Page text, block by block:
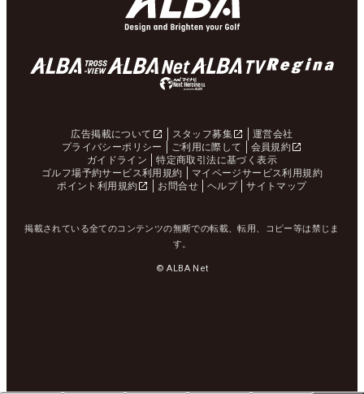
広告掲載について スタッフ募集
運営会社
プライバシーポリシー
ご利用に際して
会員規約
ガイドライン
特定商取引法に基づく表示
ゴルフ場予約サービス利用規約
マイページサービス利用規約
ポイント利用規約
お問合せ ヘルプ サイトマップ
掲載されている全てのコンテンツの無断での転載、転用、コピー等は禁じま
す。
© ALBA Net